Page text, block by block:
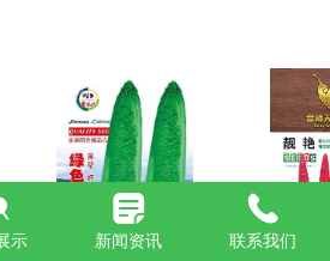
绿色火箭 靓艳
示 新闻资讯 联系我们